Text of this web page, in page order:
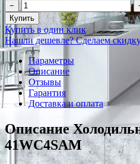
−
Купить
Купить в один клик
Нашли дешевле? Сделаем
Параметры
Описание
Отзывы
Гарантия
Доставка и оплата
Описание
41WC4SAM